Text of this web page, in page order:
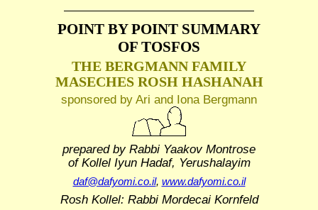
POINT BY POINT SUMMARY
OF TOSFOS
THE BERGMANN FAMILY
MASECHES ROSH HASHANAH
sponsored by Ari and Iona Bergmann
prepared by Rabbi Yaakov Montrose
of Kollel Iyun Hadaf, Yerushalayim
daf@dafyomi.co.il, www.dafyomi.co.il
Rosh Kollel: Rabbi Mordecai Kornfeld